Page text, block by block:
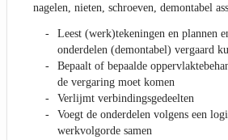
nagelen, nieten, schroeven, demontabel
Leest (werk)tekeningen en plannen
onderdelen (demontabel) vergaard
Bepaalt of bepaalde
de vergaring moet komen
Verlijmt verbindingsgedeelten
Voegt de onderdelen volgens een
werkvolgorde samen